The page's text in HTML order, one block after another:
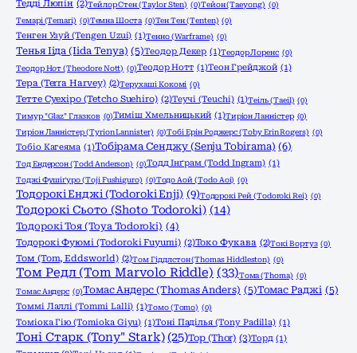
Тедді Люпін (2)Тейлор Стен (Taylor Sten) (0)Тейон (Taeyong) (0)
Темарі (Temari) (0)Темна Шоста (0)Тен Тен (Tenten) (0)
Тенген Узуй (Tengen Uzui) (1)Тенно (Warframe) (0)
Тенья Ііда (Iida Tenya) (5)Теодор Декер (1)Теодор Лоренс (0)
Теодор Нот (Theodore Nott) (0)Теодор Нотт (1)Теон Грейджой (1)
Тера (Terra Harvey) (2)Терухаші Кокомі (0)
Тетте Суехіро (Tetcho Suehiro) (2)Теучі (Teuchi) (1)Теіль (Taeil) (0)
Тимур "Glaz" Глазков (0)Тиміш Хмельницький (1)Тиріон Ланністер (0)
Тиріон Ланністер (Tyrion Lannister) (0)Тобі Ерін Роджерс (Toby Erin Rogers) (0)
Тобіо Кагеяма (1)Тобірама Сенджу (Senju Tobirama) (6)
Тод Ендерсон (Todd Anderson) (0)Тодд Інґрам (Todd Ingram) (1)
Тоджі Фушіґуро (Toji Fushiguro) (0)Тодо Аой (Todo Aoi) (0)
Тодорокі Енджі (Todoroki Enji) (9)Тодорокі Рей (Todoroki Rei) (0)
Тодорокі Сьото (Shoto Todoroki) (14)
Тодорокі Тоя (Toya Todoroki) (4)
Тодорокі Фуюмі (Todoroki Fuyumi) (2)Токо Фукава (2)Токі Вортуз (0)
Том (Tom, Eddsworld) (2)Том Гіддлстон (Thomas Hiddleston) (0)
Том Редл (Tom Marvolo Riddle) (33)Тома (Thoma) (0)
Томас Андерс (0)Томас Андерс (Thomas Anders) (5)Томас Раджі (5)
Томмі Лаллі (Tommi Lalli) (1)Томо (Tomo) (0)
Томіока Гію (Tomioka Giyu) (1)Тоні Паділья (Tony Padilla) (1)
Тоні Старк (Tony" Stark) (25)Тор (Thor) (3)Торд (1)